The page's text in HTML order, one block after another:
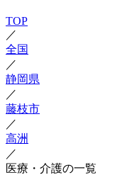
TOP
／
全国
／
静岡県
／
藤枝市
／
高洲
／
医療・介護の一覧